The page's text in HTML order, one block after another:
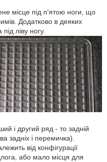
місце під п'ятою ноги, що
Додатково в деяких
ліву ногу.
і другий ряд - то задній
задніх і перемичка).
від конфігурації
або мало місця для